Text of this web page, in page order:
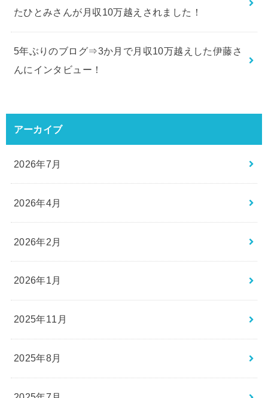
たひとみさんが月収10万越えされました！
5年ぶりのブログ⇒3か月で月収10万越えした伊藤さ
んにインタビュー！
アーカイブ
2026年7月
2026年4月
2026年2月
2026年1月
2025年11月
2025年8月